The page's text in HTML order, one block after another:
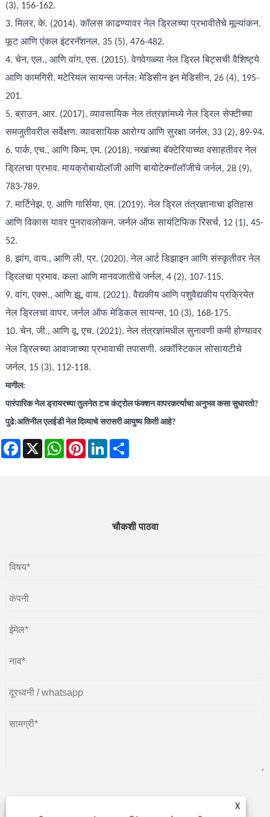
(3), 156-162.
3. मिलर, के. (2014). कॉलस काढण्यावर नेल ड्रिलच्या प्रभावीतेचे मूल्यांकन.
फूट आणि एंकल इंटरनॅशनल, 35 (5), 476-482.
4. चेन, एल., आणि वांग, एस. (2015). वेगवेगळ्या नेल ड्रिल बिट्सची वैशिष्ट्ये
आणि कामगिरी. मटेरियल सायन्स जर्नल: मेडिसीन इन मेडिसीन, 26 (4), 195-
201.
5. ब्राउन, आर. (2017). व्यावसायिक नेल तंत्रज्ञांमध्ये नेल ड्रिल सेफ्टीच्या
समजुतीवरील सर्वेक्षण. व्यावसायिक आरोग्य आणि सुरक्षा जर्नल, 33 (2), 89-94.
6. पार्क, एच., आणि किम, एम. (2018). नखांच्या बॅक्टेरियाच्या वसाहतीवर नेल
ड्रिलचा प्रभाव. मायक्रोबायोलॉजी आणि बायोटेक्नॉलॉजीचे जर्नल, 28 (9),
783-789.
7. मार्टिनेझ, ए. आणि गार्सिया, एम. (2019). नेल ड्रिल तंत्रज्ञानाचा इतिहास
आणि विकास यावर पुनरावलोकन. जर्नल ऑफ सायंटिफिक रिसर्च, 12 (1), 45-
52.
8. झांग, वाय., आणि ली, प्र. (2020). नेल आर्ट डिझाइन आणि संस्कृतीवर नेल
ड्रिलचा प्रभाव. कला आणि मानवजातीचे जर्नल, 4 (2), 107-115.
9. वांग, एक्स., आणि झू, वाय. (2021). वैद्यकीय आणि पशुवैद्यकीय प्रक्रियेत
नेल ड्रिलचा वापर. जर्नल ऑफ मेडिकल सायन्स, 10 (3), 168-175.
10. चेन, जी., आणि वू, एच. (2021). नेल तंत्रज्ञांमधील सुनावणी कमी होण्यावर
नेल ड्रिलच्या आवाजाच्या प्रभावाची तपासणी. अकॉस्टिकल सोसायटीचे
जर्नल, 15 (3), 112-118.
मागील:
पारंपारिक नेल ड्रायरच्या तुलनेत टच कंट्रोल फंक्शन वापरकर्त्याचा अनुभव कसा सुधारतो?
पुढे:अतिनील एलईडी नेल दिव्याचे सरासरी आयुष्य किती आहे?
Facebook
X WhatsAppPinterestLinkedIn
चौकशी पाठवा
X